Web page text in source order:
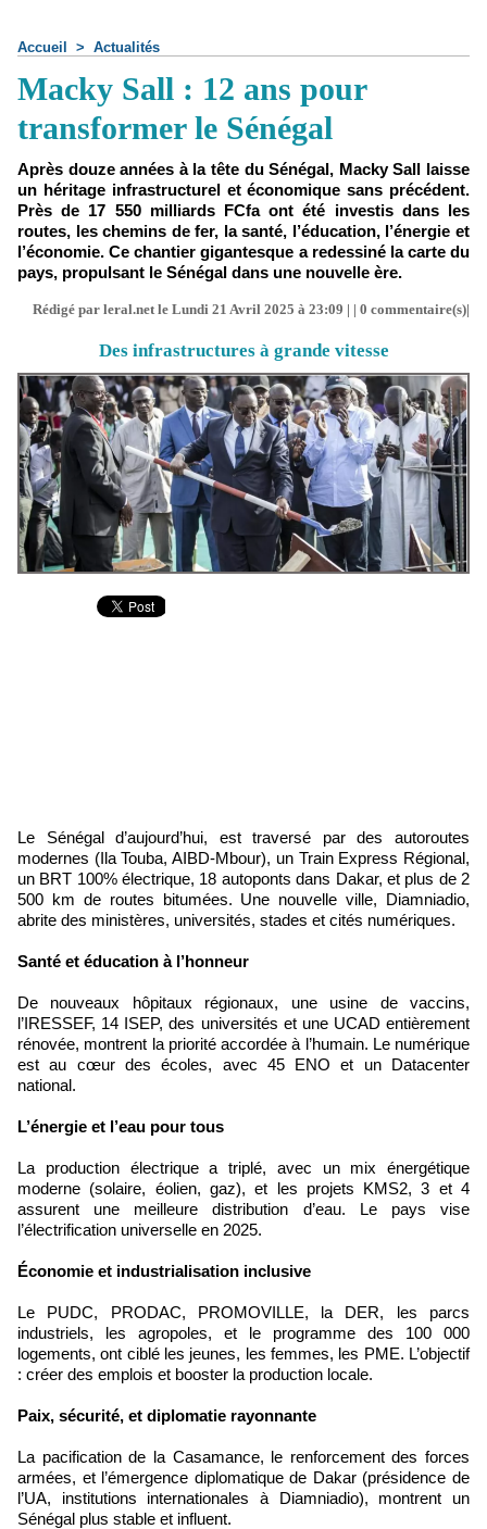
Accueil > Actualités
Macky Sall : 12 ans pour
transformer le Sénégal
Après douze années à la tête du Sénégal, Macky Sall laisse
un héritage infrastructurel et économique sans précédent.
Près de 17 550 milliards FCfa ont été investis dans les
routes, les chemins de fer, la santé, l’éducation, l’énergie et
l’économie. Ce chantier gigantesque a redessiné la carte du
pays, propulsant le Sénégal dans une nouvelle ère.
Rédigé par leral.net le Lundi 21 Avril 2025 à 23:09 | | 0 commentaire(s)|
Des infrastructures à grande vitesse
Le Sénégal d’aujourd’hui, est traversé par des autoroutes
modernes (Ila Touba, AIBD-Mbour), un Train Express Régional,
un BRT 100% électrique, 18 autoponts dans Dakar, et plus de 2
500 km de routes bitumées. Une nouvelle ville, Diamniadio,
abrite des ministères, universités, stades et cités numériques.
Santé et éducation à l’honneur
De nouveaux hôpitaux régionaux, une usine de vaccins,
l’IRESSEF, 14 ISEP, des universités et une UCAD entièrement
rénovée, montrent la priorité accordée à l’humain. Le numérique
est au cœur des écoles, avec 45 ENO et un Datacenter
national.
L’énergie et l’eau pour tous
La production électrique a triplé, avec un mix énergétique
moderne (solaire, éolien, gaz), et les projets KMS2, 3 et 4
assurent une meilleure distribution d’eau. Le pays vise
l’électrification universelle en 2025.
Économie et industrialisation inclusive
Le PUDC, PRODAC, PROMOVILLE, la DER, les parcs
industriels, les agropoles, et le programme des 100 000
logements, ont ciblé les jeunes, les femmes, les PME. L’objectif
: créer des emplois et booster la production locale.
Paix, sécurité, et diplomatie rayonnante
La pacification de la Casamance, le renforcement des forces
armées, et l’émergence diplomatique de Dakar (présidence de
l’UA, institutions internationales à Diamniadio), montrent un
Sénégal plus stable et influent.